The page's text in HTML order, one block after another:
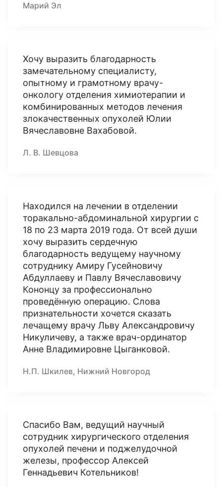
Марий Эл
Хочу выразить благодарность
замечательному специалисту,
опытному и грамотному врачу-
онкологу отделения химиотерапии и
комбинированных методов лечения
злокачественных опухолей Юлии
Вячеславовне Вахабовой.
Л. В. Шевцова
Находился на лечении в отделении
торакально-абдоминальной хирургии с
18 по 23 марта 2019 года. От всей души
хочу выразить сердечную
благодарность ведущему научному
сотруднику Амиру Гусейновичу
Абдуллаеву и Павлу Вячеславовичу
Кононцу за профессионально
проведённую операцию. Слова
признательности хочется сказать
лечащему врачу Льву Александровичу
Никуличеву, а также врач-ординатор
Анне Владимировне Цыганковой.
Н.П. Шкилев, Нижний Новгород
Спасибо Вам, ведущий научный
сотрудник хирургического отделения
опухолей печени и поджелудочной
железы, профессор Алексей
Геннадьевич Котельников!